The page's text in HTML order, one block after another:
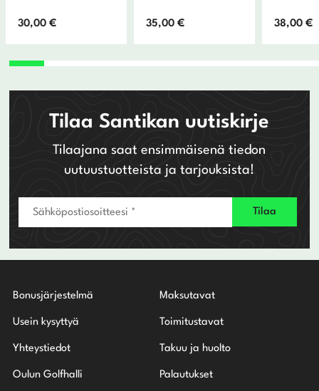
30,00€ 35,00€ 38,00€
Tilaa Santikan uutiskirje
Tilaajana saat ensimmäisenä tiedon
uutuustuotteista ja tarjouksista!
Bonusjärjestelmä
Usein kysyttyä
Yhteystiedot
Oulun Golfhalli
Maksutavat
Toimitustavat
Takuu ja huolto
Palautukset